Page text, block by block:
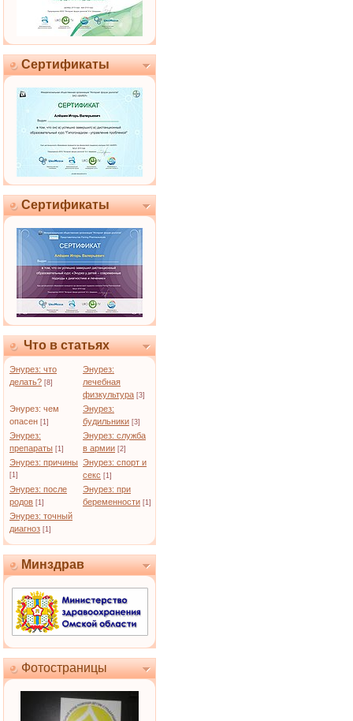
Сертификаты
Сертификаты
Что в статьях
Энурез: что
делать? [8]
Энурез:
лечебная
физкультура [3]
Энурез: чем
опасен [1]
Энурез:
будильники [3]
Энурез:
препараты [1]
Энурез: служба
в армии [2]
Энурез: причины
[1]
Энурез: спорт и
секс [1]
Энурез: после
родов [1]
Энурез: при
беременности [1]
Энурез: точный
диагноз [1]
Минздрав
Фотостраницы